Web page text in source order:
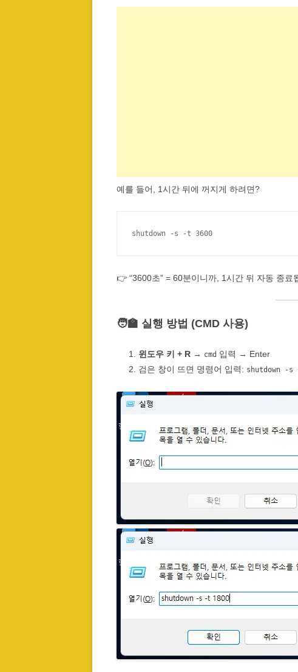
예를 들어, 1시간 뒤에 꺼지게 하려면?
shutdown -s -t 3600
👉 “3600초” = 60분이니까, 1시간 뒤 자동 종료
🧑‍🏫 실행 방법 (CMD 사용)
윈도우 키 + R → cmd 입력 → Enter
검은 창이 뜨면 명령어 입력: shutdown -